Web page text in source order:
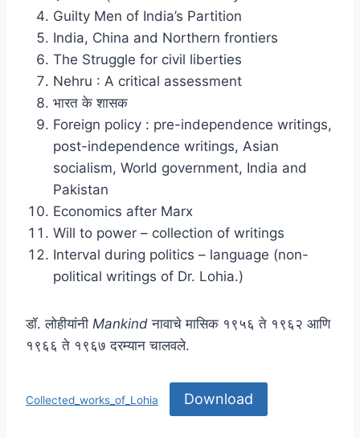
Guilty Men of India’s Partition
India, China and Northern frontiers
The Struggle for civil liberties
Nehru : A critical assessment
भारत के शासक
Foreign policy : pre-independence writings,
post-independence writings, Asian
socialism, World government, India and
Pakistan
Economics after Marx
Will to power – collection of writings
Interval during politics – language (non-
political writings of Dr. Lohia.)
डॉ. लोहीयांनी Mankind नावाचे मासिक १९५६ ते १९६२ आणि
१९६६ ते १९६७ दरम्यान चालवले.
Collected_works_of_Lohia Download